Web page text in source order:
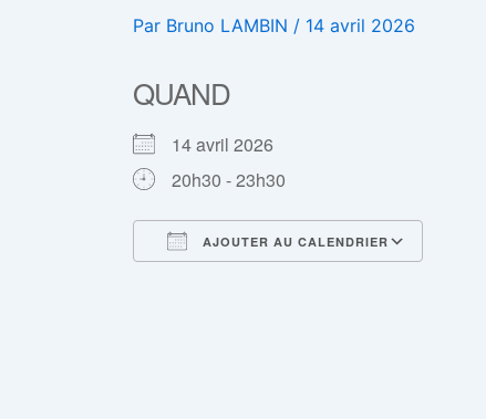
Par Bruno LAMBIN / 14 avril 2026
QUAND
14 avril 2026
20h30 - 23h30
AJOUTER AU CALENDRIER